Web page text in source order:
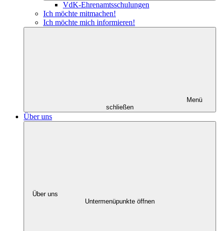
VdK-Ehrenamtsschulungen
Ich möchte mitmachen!
Ich möchte mich informieren!
Menü
schließen
Über uns
Über uns
Untermenüpunkte öffnen